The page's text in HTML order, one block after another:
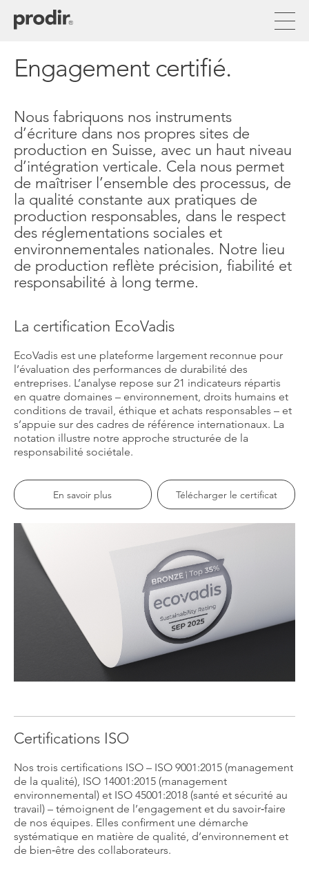
contenu
Engagement certifié.
Nous fabriquons nos instruments
d’écriture dans nos propres sites de
production en Suisse, avec un haut niveau
d’intégration verticale. Cela nous permet
de maîtriser l’ensemble des processus, de
la qualité constante aux pratiques de
production responsables, dans le respect
des réglementations sociales et
environnementales nationales. Notre lieu
de production reflète précision, fiabilité et
responsabilité à long terme.
La certification EcoVadis
EcoVadis est une plateforme largement reconnue pour
l’évaluation des performances de durabilité des
entreprises. L’analyse repose sur 21 indicateurs répartis
en quatre domaines – environnement, droits humains et
conditions de travail, éthique et achats responsables – et
s’appuie sur des cadres de référence internationaux. La
notation illustre notre approche structurée de la
responsabilité sociétale.
En savoir plus Télécharger le certificat
Certifications ISO
Nos trois certifications ISO – ISO 9001:2015 (management
de la qualité), ISO 14001:2015 (management
environnemental) et ISO 45001:2018 (santé et sécurité au
travail) – témoignent de l’engagement et du savoir‑faire
de nos équipes. Elles confirment une démarche
systématique en matière de qualité, d’environnement et
de bien‑être des collaborateurs.